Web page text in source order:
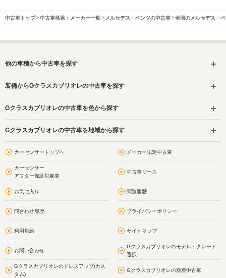
中古車トップ 中古車検索：メーカー一覧 メルセデス・ベンツの中古車 全国のメルセデス・
他の車種から中古車を探す
装備からGクラスカブリオレの中古車を探す
Gクラスカブリオレの中古車を色から探す
Gクラスカブリオレの中古車を地域から探す
カーセンサートップへ メーカー認定中古車
カーセンサー
アフター保証対象車
中古車リース
お気に入り 閲覧履歴
問合わせ履歴 プライバシーポリシー
利用規約 サイトマップ
お問い合わせ
Gクラスカブリオレのモデル・グレード
選択
Gクラスカブリオレのドレスアップ(カス
タム)
Gクラスカブリオレの新着中古車